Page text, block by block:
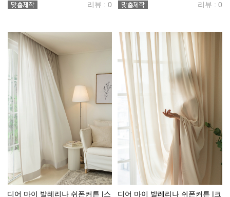
리뷰 : 0 리뷰 : 0
디어 마이 발레리나 쉬폰커튼 |스 디어 마이 발레리나 쉬폰커튼 |크